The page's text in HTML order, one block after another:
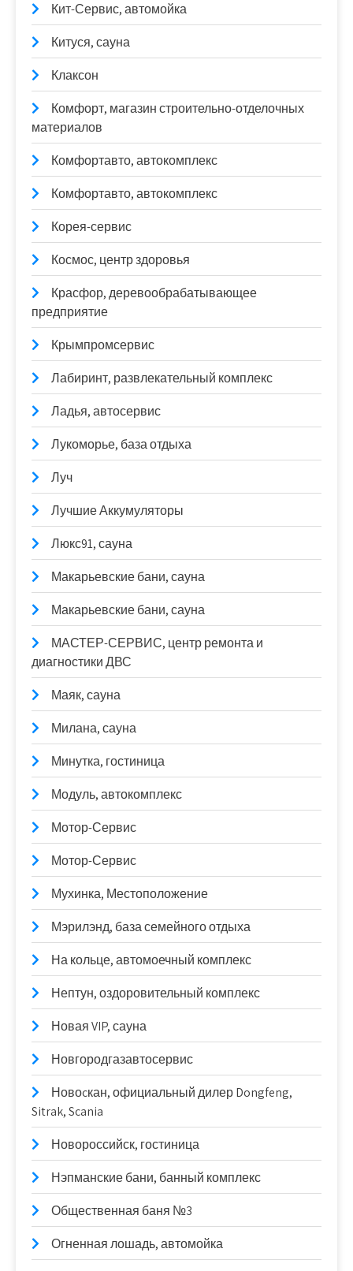
Кит-Сервис, автомойка
Китуся, сауна
Клаксон
Комфорт, магазин строительно-отделочных
материалов
Комфортавто, автокомплекс
Комфортавто, автокомплекс
Корея-сервис
Космос, центр здоровья
Красфор, деревообрабатывающее
предприятие
Крымпромсервис
Лабиринт, развлекательный комплекс
Ладья, автосервис
Лукоморье, база отдыха
Луч
Лучшие Аккумуляторы
Люкс91, сауна
Макарьевские бани, сауна
Макарьевские бани, сауна
МАСТЕР-СЕРВИС, центр ремонта и
диагностики ДВС
Маяк, сауна
Милана, сауна
Минутка, гостиница
Модуль, автокомплекс
Мотор-Сервис
Мотор-Сервис
Мухинка, Местоположение
Мэрилэнд, база семейного отдыха
На кольце, автомоечный комплекс
Нептун, оздоровительный комплекс
Новая VIP, сауна
Новгородгазавтосервис
Новоcкан, официальный дилер Dongfeng,
Sitrak, Scania
Новороссийск, гостиница
Нэпманские бани, банный комплекс
Общественная баня №3
Огненная лошадь, автомойка